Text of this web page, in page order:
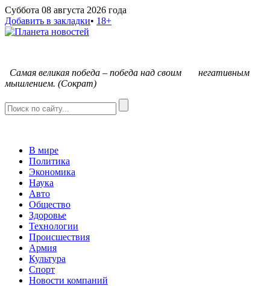
Суббота 08 августа 2026 года
Добавить в закладки• 18+
Самая великая победа – победа над своим негативным
мышлением. (Сократ)
В мире
Политика
Экономика
Наука
Авто
Общество
Здоровье
Технологии
Происшествия
Армия
Культура
Спорт
Новости компаний